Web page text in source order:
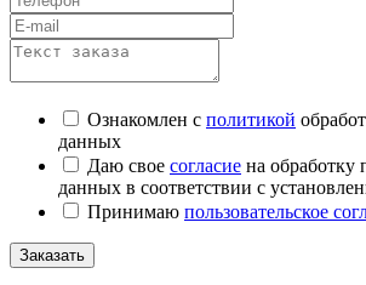
Ознакомлен с политикой
данных
Даю свое согласие на обработку
данных в соответствии с
Принимаю пользовательское
Заказать